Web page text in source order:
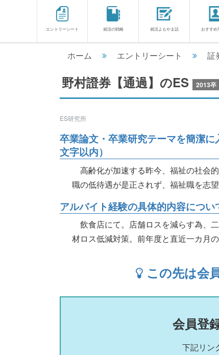
エントリーシート 就活の戦略 就活よもやま話 おすすめ
ホーム エントリーシート 証
野村證券【通過】のES 2013卒
ES研究所
卒業論文・卒業研究テーマを簡潔
文字以内）
高齢化が加速する昨今、福祉の社会
職の低待遇が是正されず、福祉職を志
アルバイト経験の具体的内容につい
飲食店にて。店舗ロスを減らす為、
材ロス低減対策。前年度と直近一カ月
この先は会
会員登
下記リン